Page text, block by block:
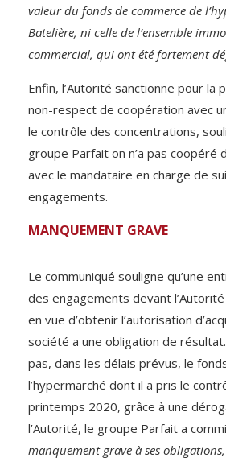
valeur du fonds de commerce de
Batelière, ni celle de l’ensemble
commercial, qui ont été fortement
Enfin, l’Autorité sanctionne pour la
non-respect de coopération avec
le contrôle des concentrations,
groupe Parfait on n’a pas coopéré
avec le mandataire en charge de
engagements.
MANQUEMENT GRAVE
Le communiqué souligne qu’une
des engagements devant
en vue d’obtenir l’autorisation
société a une obligation de
pas, dans les délais prévus, le
l’hypermarché dont il a pris le
printemps 2020, grâce à une
l’Autorité, le groupe Parfait a
manquement grave à ses